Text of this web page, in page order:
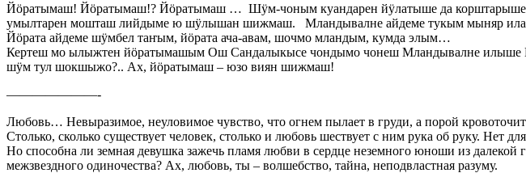
Йӧратымаш! Йӧратымаш!? Йӧратымаш … Шӱм-чоным куандарен йӱлатыше да корштарыше,
умылтарен мошташ лийдыме ю шӱлышан шижмаш. Мландывалне айдеме тукым мыняр
Йӧрата айдеме шӱмбел таҥым, йӧрата ача-авам, шочмо мландым, кумда элым…
Кертеш мо ылыжтен йӧратымашым Ош Сандалыкысе чондымо чонеш Мландывалне
шӱм тул шокшыжо?.. Ах, йӧратымаш – юзо виян шижмаш!
———————-
Любовь… Невыразимое, неуловимое чувство, что огнем пылает в груди, а порой
Столько, сколько существует человек, столько и любовь шествует с ним рука об руку.
Но способна ли земная девушка зажечь пламя любви в сердце неземного юноши из далекой
межзвездного одиночества? Ах, любовь, ты – волшебство, тайна, неподвластная разуму.